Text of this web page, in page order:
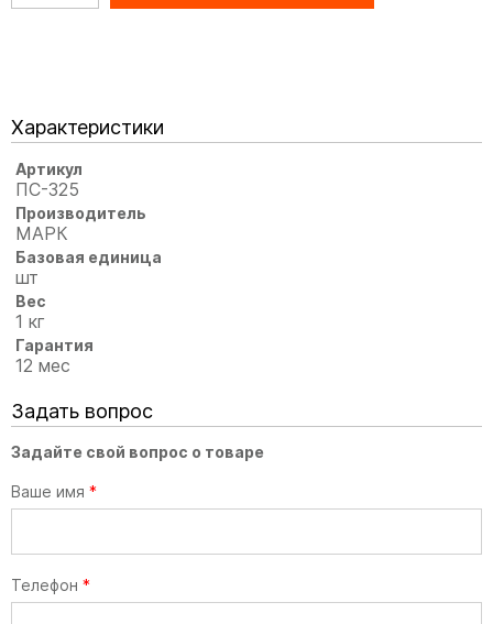
Характеристики
Артикул
ПС-325
Производитель
МАРК
Базовая единица
шт
Вес
1 кг
Гарантия
12 мес
Задать вопрос
Задайте свой вопрос о товаре
Ваше имя *
Телефон *